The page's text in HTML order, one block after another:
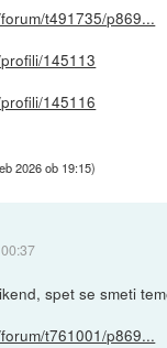
t491735/p869...
145113
145116
2026 ob 19:15)
spet se smeti
t761001/p869...